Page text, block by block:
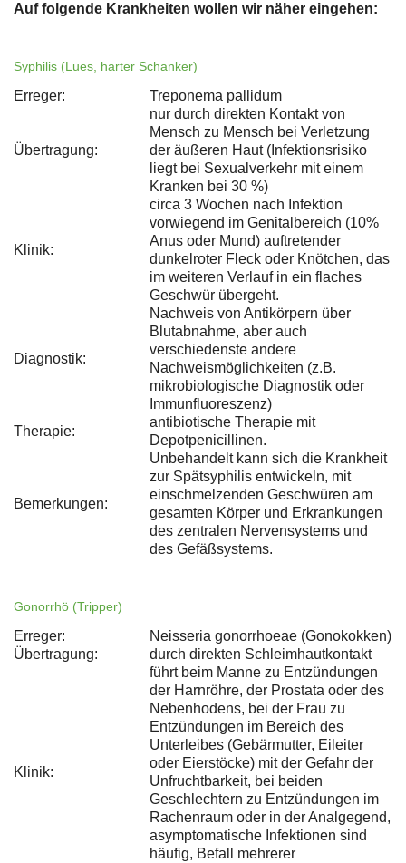
Auf folgende Krankheiten wollen wir näher eingehen:
Syphilis (Lues, harter Schanker)
Erreger: Treponema pallidum
Übertragung:
nur durch direkten Kontakt von
Mensch zu Mensch bei Verletzung
der äußeren Haut (Infektionsrisiko
liegt bei Sexualverkehr mit einem
Kranken bei 30 %)
Klinik:
circa 3 Wochen nach Infektion
vorwiegend im Genitalbereich (10%
Anus oder Mund) auftretender
dunkelroter Fleck oder Knötchen, das
im weiteren Verlauf in ein flaches
Geschwür übergeht.
Diagnostik:
Nachweis von Antikörpern über
Blutabnahme, aber auch
verschiedenste andere
Nachweismöglichkeiten (z.B.
mikrobiologische Diagnostik oder
Immunfluoreszenz)
Therapie:
antibiotische Therapie mit
Depotpenicillinen.
Bemerkungen:
Unbehandelt kann sich die Krankheit
zur Spätsyphilis entwickeln, mit
einschmelzenden Geschwüren am
gesamten Körper und Erkrankungen
des zentralen Nervensystems und
des Gefäßsystems.
Gonorrhö (Tripper)
Erreger:
Neisseria gonorrhoeae (Gonokokken)
Übertragung:
durch direkten Schleimhautkontakt
Klinik:
führt beim Manne zu Entzündungen
der Harnröhre, der Prostata oder des
Nebenhodens, bei der Frau zu
Entzündungen im Bereich des
Unterleibes (Gebärmutter, Eileiter
oder Eierstöcke) mit der Gefahr der
Unfruchtbarkeit, bei beiden
Geschlechtern zu Entzündungen im
Rachenraum oder in der Analgegend,
asymptomatische Infektionen sind
häufig, Befall mehrerer